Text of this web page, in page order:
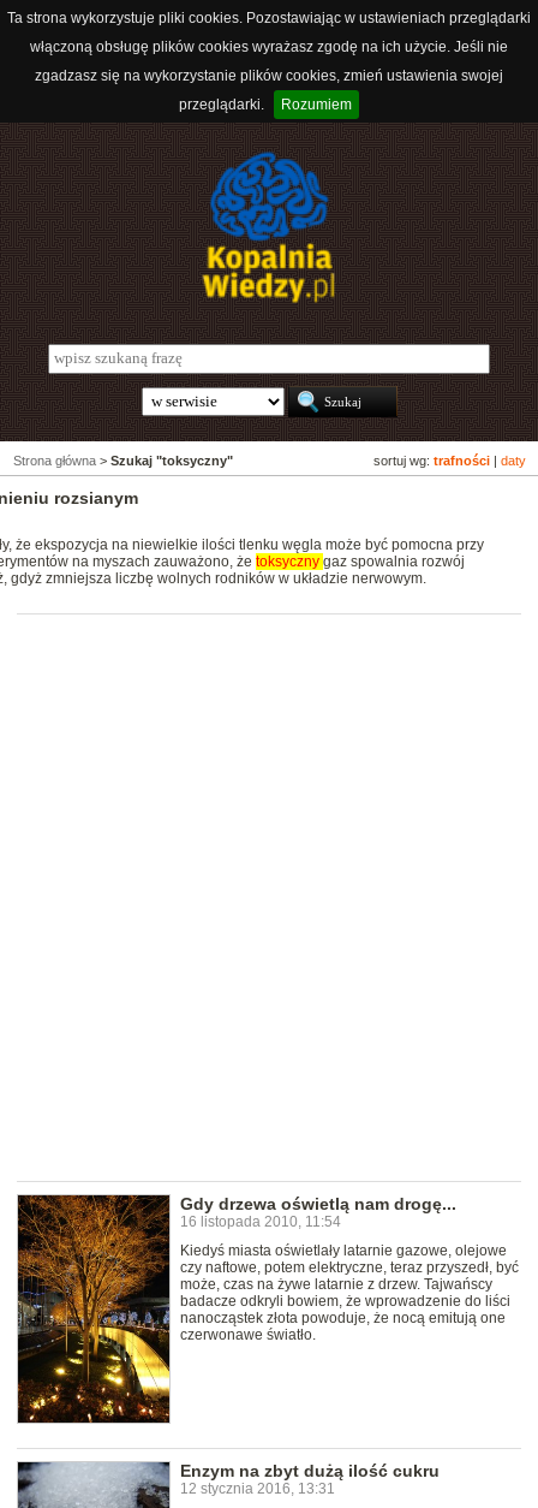
Ta strona wykorzystuje pliki cookies. Pozostawiając w ustawieniach przeglądarki
włączoną obsługę plików cookies wyrażasz zgodę na ich użycie. Jeśli nie
zgadzasz się na wykorzystanie plików cookies, zmień ustawienia swojej
przeglądarki.
Rozumiem
sortuj wg: trafności daty
Strona główna > Szukaj "toksyczny"
rozsianym
że ekspozycja na niewielkie ilości tlenku węgla może być pomocna przy
na myszach zauważono, że toksyczny gaz spowalnia rozwój
gdyż zmniejsza liczbę wolnych rodników w układzie nerwowym.
Gdy drzewa oświetlą nam drogę...
16 listopada 2010, 11:54
Kiedyś miasta oświetlały latarnie gazowe, olejowe
czy naftowe, potem elektryczne, teraz przyszedł, być
może, czas na żywe latarnie z drzew. Tajwańscy
badacze odkryli bowiem, że wprowadzenie do liści
nanocząstek złota powoduje, że nocą emitują one
czerwonawe światło.
Enzym na zbyt dużą ilość cukru
12 stycznia 2016, 13:31